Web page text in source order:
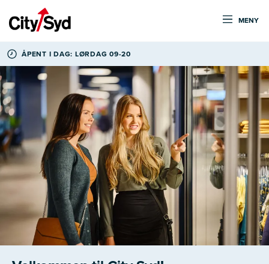
MENY
ÅPENT I DAG: LØRDAG 09-20